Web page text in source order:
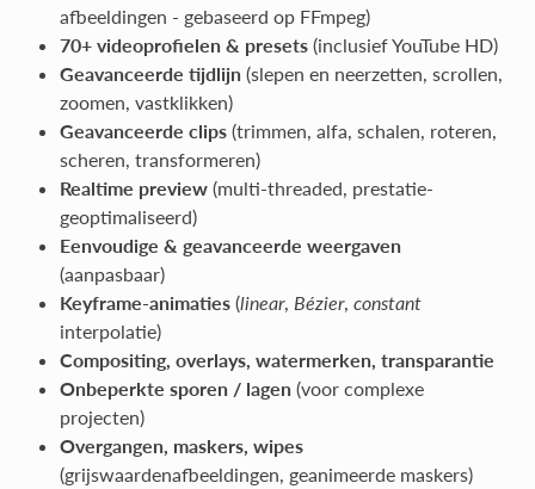
afbeeldingen - gebaseerd op FFmpeg)
70+ videoprofielen & presets(inclusief YouTube HD)
Geavanceerde tijdlijn(slepen en neerzetten, scrollen,
zoomen, vastklikken)
Geavanceerde clips(trimmen, alfa, schalen, roteren,
scheren, transformeren)
Realtime preview(multi-threaded, prestatie-
geoptimaliseerd)
Eenvoudige & geavanceerde weergaven
(aanpasbaar)
Keyframe-animaties(linear, Bézier, constant
interpolatie)
Compositing, overlays, watermerken, transparantie
Onbeperkte sporen / lagen(voor complexe
projecten)
Overgangen, maskers, wipes
(grijswaardenafbeeldingen, geanimeerde maskers)